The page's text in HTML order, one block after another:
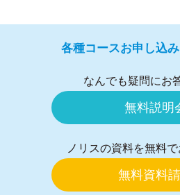
各種コースお申し込
なんでも疑問にお
無料説明
ノリスの資料を無料
無料資料